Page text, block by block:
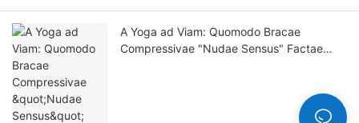
A Yoga ad Viam: Quomodo Bracae
Compressivae "Nudae Sensus" Factae